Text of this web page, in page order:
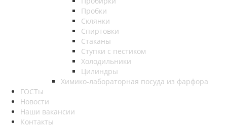
Пробки
Склянки
Спиртовки
Стаканы
Ступки с пестиком
Холодильники
Цилиндры
Химико-лабораторная посуда из фарфора
ГОСТы
Новости
Наши вакансии
Контакты